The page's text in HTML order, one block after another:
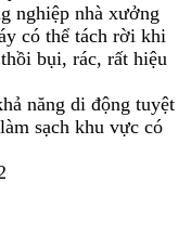
nghiệp nhà xưởng
có thể tách rời khi
bụi, rác, rất hiệu
năng di động tuyệt
sạch khu vực có